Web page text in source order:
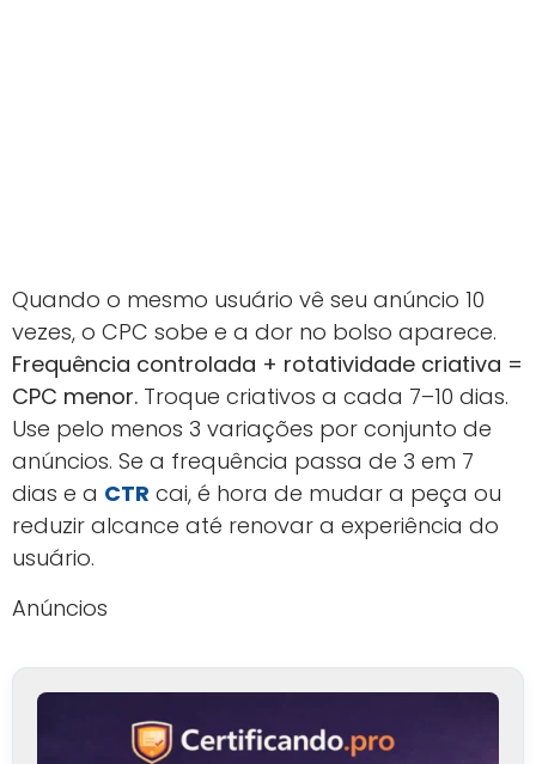
Quando o mesmo usuário vê seu anúncio 10
vezes, o CPC sobe e a dor no bolso aparece.
Frequência controlada + rotatividade criativa =
CPC menor. Troque criativos a cada 7–10 dias.
Use pelo menos 3 variações por conjunto de
anúncios. Se a frequência passa de 3 em 7
dias e a CTR cai, é hora de mudar a peça ou
reduzir alcance até renovar a experiência do
usuário.
Anúncios